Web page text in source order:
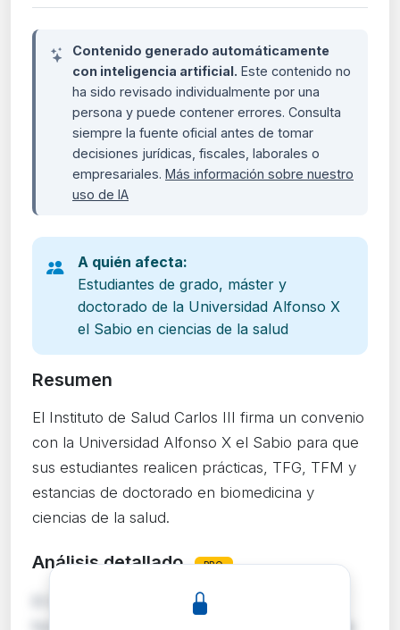
Contenido generado automáticamente
con inteligencia artificial. Este contenido no
ha sido revisado individualmente por una
persona y puede contener errores. Consulta
siempre la fuente oficial antes de tomar
decisiones jurídicas, fiscales, laborales o
empresariales. Más información sobre nuestro
uso de IA
A quién afecta:
Estudiantes de grado, máster y
doctorado de la Universidad Alfonso X
el Sabio en ciencias de la salud
Resumen
El Instituto de Salud Carlos III firma un convenio
con la Universidad Alfonso X el Sabio para que
sus estudiantes realicen prácticas, TFG, TFM y
estancias de doctorado en biomedicina y
ciencias de la salud.
Análisis detallado PRO
El ISCIII y la Universidad Alfonso X el Sabio